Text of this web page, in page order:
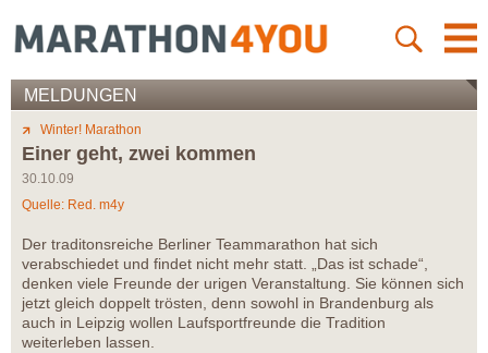
MELDUNGEN
Winter! Marathon
Einer geht, zwei kommen
30.10.09
Quelle: Red. m4y
Der traditonsreiche Berliner Teammarathon hat sich
verabschiedet und findet nicht mehr statt. „Das ist schade“,
denken viele Freunde der urigen Veranstaltung. Sie können sich
jetzt gleich doppelt trösten, denn sowohl in Brandenburg als
auch in Leipzig wollen Laufsportfreunde die Tradition
weiterleben lassen.